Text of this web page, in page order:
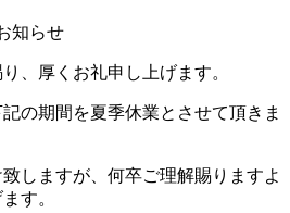
知らせ
、厚くお礼申し上げます。
の期間を夏季休業とさせて頂きま
しますが、何卒ご理解賜りますよ
す。